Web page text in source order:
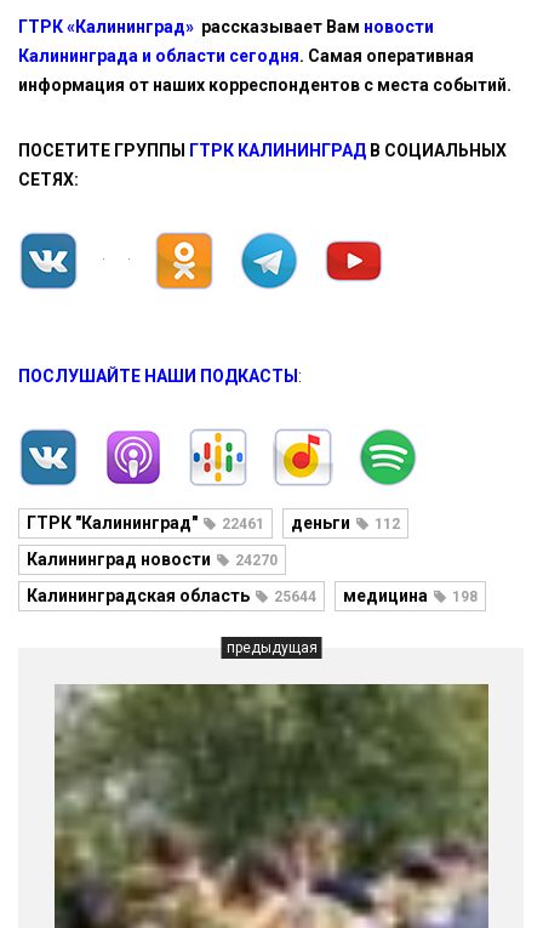
ГТРК «Калининград» рассказывает Вам новости
Калининграда и области сегодня. Самая оперативная
информация от наших корреспондентов с места событий.
ПОСЕТИТЕ ГРУППЫ ГТРК КАЛИНИНГРАД В СОЦИАЛЬНЫХ
СЕТЯХ:
ПОСЛУШАЙТЕ НАШИ ПОДКАСТЫ:
ГТРК "Калининград" 22461 деньги 112
Калининград новости 24270
Калининградская область 25644 медицина 198
предыдущая